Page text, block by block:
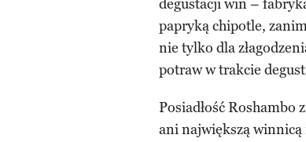
degustacji win –
papryką chipotle,
nie tylko dla
potraw w trakcie
Posiadłość Roshambo
ani największą winnicą